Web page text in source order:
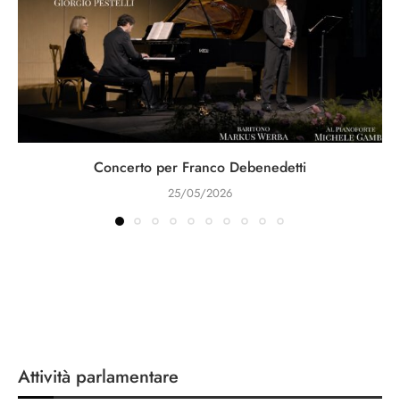
Concerto per Franco Debenedetti
25/05/2026
Attività parlamentare